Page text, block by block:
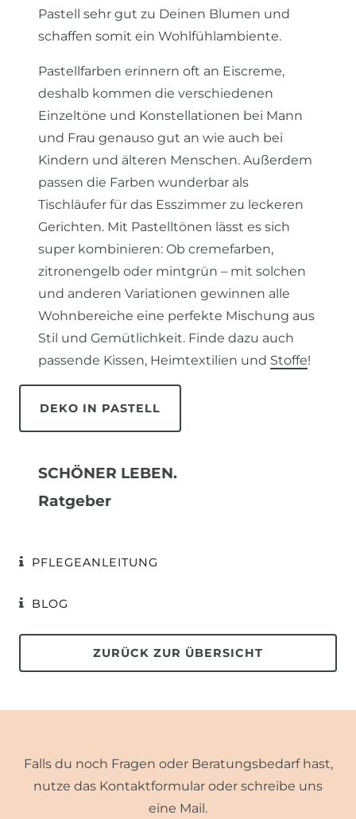
Pastell sehr gut zu Deinen Blumen und
schaffen somit ein Wohlfühlambiente.
Pastellfarben erinnern oft an Eiscreme,
deshalb kommen die verschiedenen
Einzeltöne und Konstellationen bei Mann
und Frau genauso gut an wie auch bei
Kindern und älteren Menschen. Außerdem
passen die Farben wunderbar als
Tischläufer für das Esszimmer zu leckeren
Gerichten. Mit Pastelltönen lässt es sich
super kombinieren: Ob cremefarben,
zitronengelb oder mintgrün – mit solchen
und anderen Variationen gewinnen alle
Wohnbereiche eine perfekte Mischung aus
Stil und Gemütlichkeit. Finde dazu auch
passende Kissen, Heimtextilien und Stoffe!
DEKO IN PASTELL
SCHÖNER LEBEN.
Ratgeber
PFLEGEANLEITUNG
BLOG
ZURÜCK ZUR ÜBERSICHT
Falls du noch Fragen oder Beratungsbedarf hast,
nutze das Kontaktformular oder schreibe uns
eine Mail.